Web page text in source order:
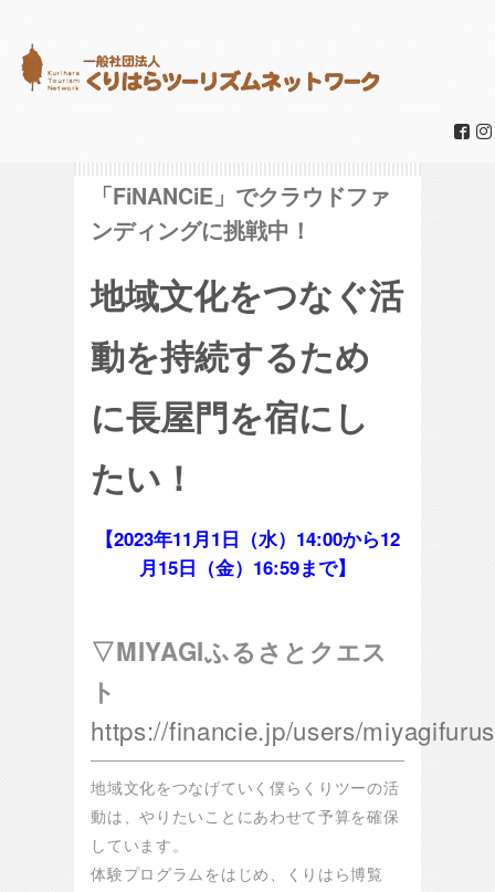
「FiNANCiE」でクラウドファ
ンディングに挑戦中！
地域文化をつなぐ活
動を持続するため
に長屋門を宿にし
たい！
【2023年11月1日（水）14:00から12
月15日（金） 16:59まで】
▽MIYAGIふるさとクエス
ト
https://financie.jp/users/
地域文化をつなげていく僕らくりツーの活
動は、やりたいことにあわせて予算を確保
しています。
体験プログラムをはじめ、くりはら博覧